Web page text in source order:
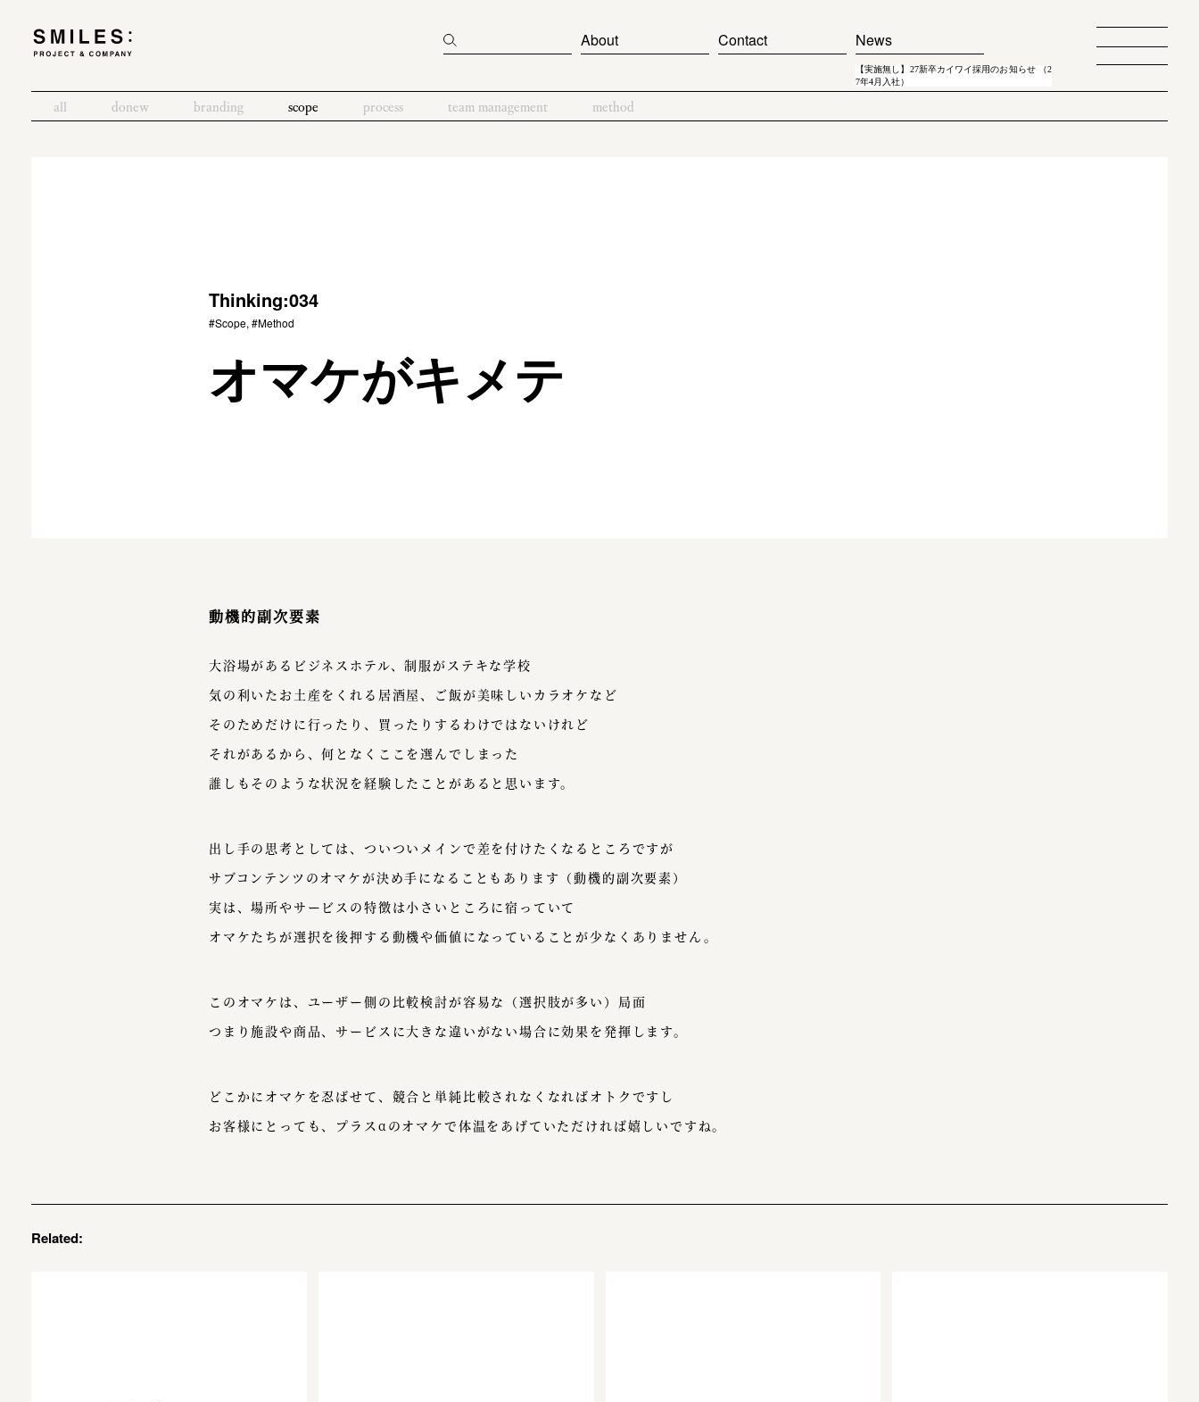
About Contact News
【実施無し】27新卒カイワイ採用のお知らせ （2
7年4月入社）
all donew branding scope process team management method
Thinking:034
#Scope, #Method
オマケがキメテ
動機的副次要素
大浴場があるビジネスホテル、制服がステキな学校
気の利いたお土産をくれる居酒屋、ご飯が美味しいカラオケなど
そのためだけに行ったり、買ったりするわけではないけれど
それがあるから、何となくここを選んでしまった
誰しもそのような状況を経験したことがあると思います。
出し手の思考としては、ついついメインで差を付けたくなるところですが
サブコンテンツのオマケが決め手になることもあります（動機的副次要素）
実は、場所やサービスの特徴は小さいところに宿っていて
オマケたちが選択を後押する動機や価値になっていることが少なくありません。
このオマケは、ユーザー側の比較検討が容易な（選択肢が多い）局面
つまり施設や商品、サービスに大きな違いがない場合に効果を発揮します。
どこかにオマケを忍ばせて、競合と単純比較されなくなればオトクですし
お客様にとっても、プラスαのオマケで体温をあげていただければ嬉しいですね。
Related: